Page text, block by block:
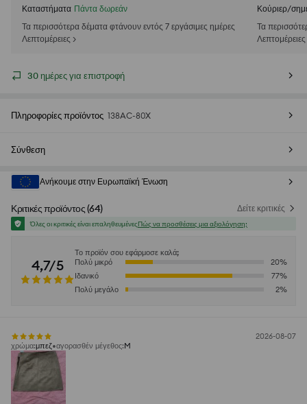
Καταστήματα Πάντα δωρεάν
Τα περισσότερα δέματα φτάνουν εντός 7 εργάσιμες ημέρες
Λεπτομέρειες >
Κούριερ/
Τα
Λεπτομέρειες
30 ημέρες για επιστροφή
Πληροφορίες προϊόντος 138AC-80X
Σύνθεση
Ανήκουμε στην Ευρωπαϊκή Ένωση
Κριτικές προϊόντος(64) Δείτε κριτικές
Όλες οι κριτικές είναι επαληθευμένεςΠώς να προσθέσεις μια αξιολόγηση;
4,7/5
Το προϊόν σου εφάρμοσε καλά;
Πολύ μικρό
20%
Ιδανικό
77%
Πολύ μεγάλο
2%
2026-08-07
χρώμα:μπεζ αγορασθέν μέγεθος:M